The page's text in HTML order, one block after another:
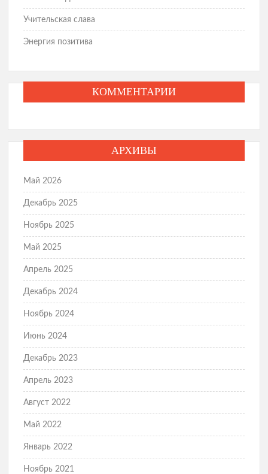
Учительская слава
Энергия позитива
КОММЕНТАРИИ
АРХИВЫ
Май 2026
Декабрь 2025
Ноябрь 2025
Май 2025
Апрель 2025
Декабрь 2024
Ноябрь 2024
Июнь 2024
Декабрь 2023
Апрель 2023
Август 2022
Май 2022
Январь 2022
Ноябрь 2021